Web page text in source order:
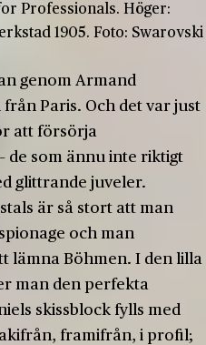
Professionals. Höger:
1905. Foto: Swarovski
genom Armand
Paris. Och det var just
att försörja
de som ännu inte riktigt
glittrande juveler.
är så stort att man
och man
lämna Böhmen. I den lilla
man den perfekta
skissblock fylls med
framifrån, i profil;